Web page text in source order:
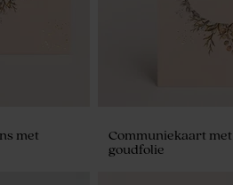
met
Communiekaart
goudfolie